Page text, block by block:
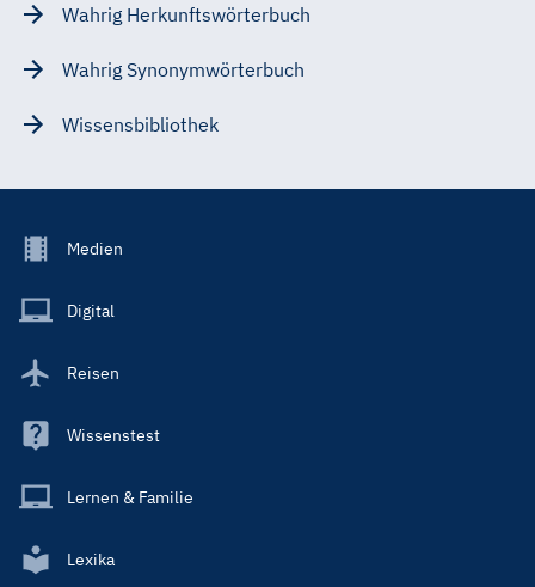
Wahrig Herkunftswörterbuch
Wahrig Synonymwörterbuch
Wissensbibliothek
Footer
Main
Medien
Digital
Reisen
Wissenstest
Lernen & Familie
Lexika